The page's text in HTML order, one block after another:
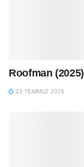
Roofman (2025)
23 TEMMUZ 2026